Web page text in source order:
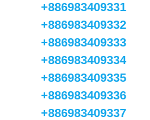
+886983409331
+886983409332
+886983409333
+886983409334
+886983409335
+886983409336
+886983409337